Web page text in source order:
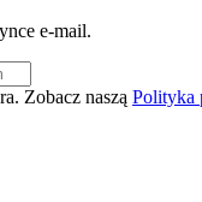
e-mail.
Zobacz naszą Polityka